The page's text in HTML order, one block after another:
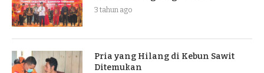
3 tahun ago
Pria yang Hilang di Kebun Sawit
Ditemukan